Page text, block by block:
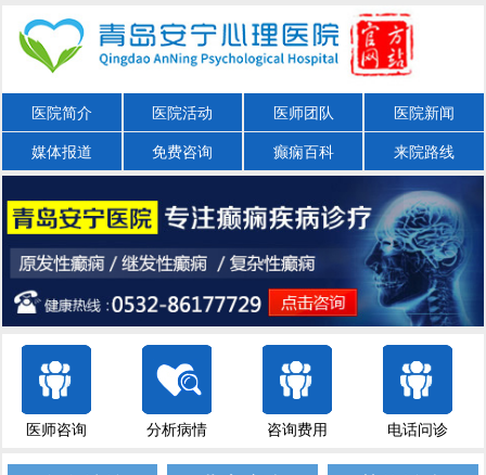
医院简介 医院活动 医师团队 医院新闻
媒体报道 免费咨询 癫痫百科 来院路线
医师咨询 分析病情 咨询费用 电话问诊